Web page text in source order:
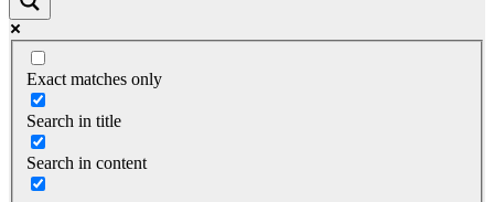
Exact matches only
Search in title
Search in content